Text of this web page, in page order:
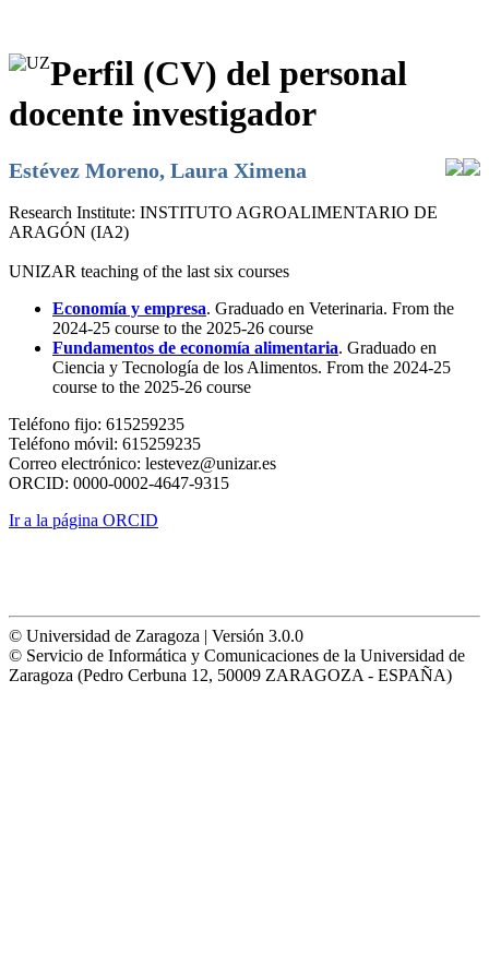
Perfil (CV) del personal
docente investigador
Estévez Moreno, Laura Ximena
Research Institute: INSTITUTO AGROALIMENTARIO DE
ARAGÓN (IA2)
UNIZAR teaching of the last six courses
Economía y empresa. Graduado en Veterinaria. From the
2024-25 course to the 2025-26 course
Fundamentos de economía alimentaria. Graduado en
Ciencia y Tecnología de los Alimentos. From the 2024-25
course to the 2025-26 course
Teléfono fijo: 615259235
Teléfono móvil: 615259235
Correo electrónico: lestevez@unizar.es
ORCID: 0000-0002-4647-9315
Ir a la página ORCID
© Universidad de Zaragoza | Versión 3.0.0
© Servicio de Informática y Comunicaciones de la Universidad de
Zaragoza (Pedro Cerbuna 12, 50009 ZARAGOZA - ESPAÑA)